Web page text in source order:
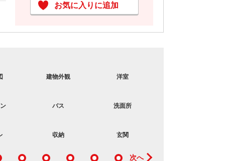
お気に入りに追加
建物外観 洋室
バス 洗面所
収納 玄関
次へ